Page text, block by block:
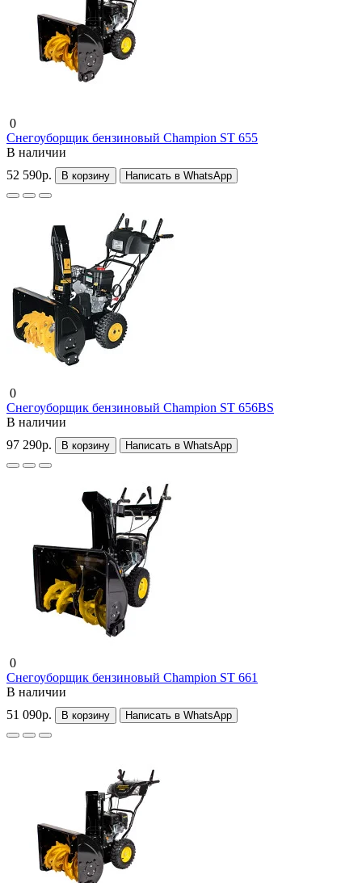
0
Снегоуборщик бензиновый Champion ST 655
В наличии
52 590р.
В корзину Написать в WhatsApp
0
Снегоуборщик бензиновый Champion ST 656BS
В наличии
97 290р.
В корзину Написать в WhatsApp
0
Снегоуборщик бензиновый Champion ST 661
В наличии
51 090р.
В корзину Написать в WhatsApp